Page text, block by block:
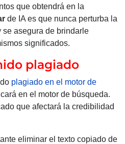
que obtendrá en la
de IA es que nunca perturba la
asegura de brindarle
significados.
plagiado
plagiado en el motor de
en el motor de búsqueda.
que afectará la credibilidad
eliminar el texto copiado de